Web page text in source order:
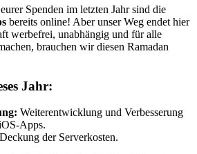
Spenden im letzten Jahr sind die
bereits online! Aber unser Weg endet hier
werbefrei, unabhängig und für alle
brauchen wir diesen Ramadan
Jahr:
Weiterentwicklung und Verbesserung
Apps.
Deckung der Serverkosten.